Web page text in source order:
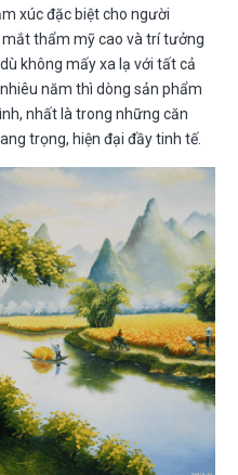
xúc đặc biệt cho người
thẩm mỹ cao và trí tưởng
không mấy xa lạ với tất cả
năm thì dòng sản phẩm
nhất là trong những căn
trọng, hiện đại đầy tinh tế.